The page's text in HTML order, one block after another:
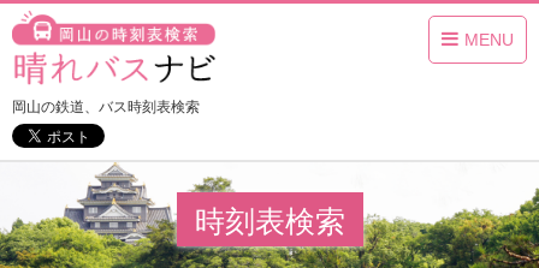
MENU
岡山の鉄道、バス時刻表検索
時刻表検索